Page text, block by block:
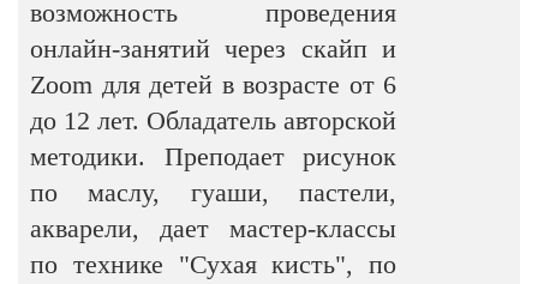
возможность проведения
онлайн-занятий через скайп и
Zoom для детей в возрасте от 6
до 12 лет. Обладатель авторской
методики. Преподает рисунок
по маслу, гуаши, пастели,
акварели, дает мастер-классы
по технике "Сухая кисть", по